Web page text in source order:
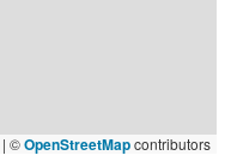
| ©OpenStreetMapcontributors